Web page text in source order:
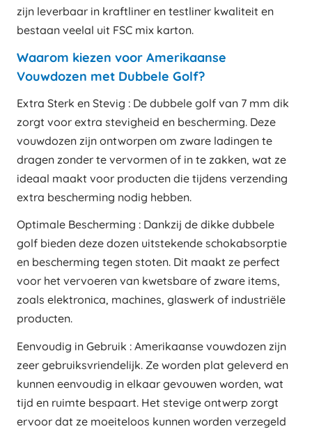
zijn leverbaar in kraftliner en testliner kwaliteit en
bestaan veelal uit FSC mix karton.
Waarom kiezen voor Amerikaanse
Vouwdozen met Dubbele Golf?
Extra Sterk en Stevig : De dubbele golf van 7 mm dik
zorgt voor extra stevigheid en bescherming. Deze
vouwdozen zijn ontworpen om zware ladingen te
dragen zonder te vervormen of in te zakken, wat ze
ideaal maakt voor producten die tijdens verzending
extra bescherming nodig hebben.
Optimale Bescherming : Dankzij de dikke dubbele
golf bieden deze dozen uitstekende schokabsorptie
en bescherming tegen stoten. Dit maakt ze perfect
voor het vervoeren van kwetsbare of zware items,
zoals elektronica, machines, glaswerk of industriële
producten.
Eenvoudig in Gebruik : Amerikaanse vouwdozen zijn
zeer gebruiksvriendelijk. Ze worden plat geleverd en
kunnen eenvoudig in elkaar gevouwen worden, wat
tijd en ruimte bespaart. Het stevige ontwerp zorgt
ervoor dat ze moeiteloos kunnen worden verzegeld